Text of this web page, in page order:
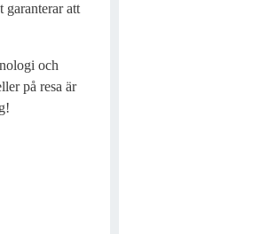
att
och
på resa är